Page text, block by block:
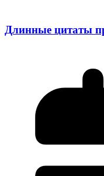
Длинные цитаты